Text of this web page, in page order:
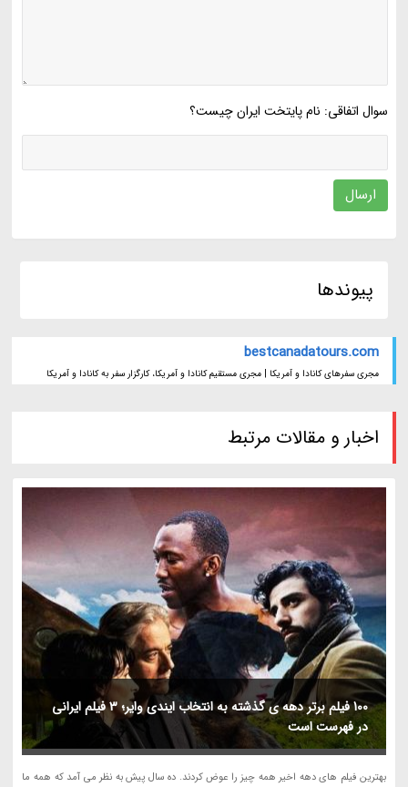
سوال اتفاقی: نام پایتخت ایران چیست؟
ارسال
پیوندها
bestcanadatours.com
مجری سفرهای کانادا و آمریکا | مجری مستقیم کانادا و آمریکا، کارگزار سفر به کانادا و آمریکا
اخبار و مقالات مرتبط
100 فیلم برتر دهه ی گذشته به انتخاب ایندی وایر؛ 3 فیلم ایرانی
در فهرست است
بهترین فیلم های دهه اخیر همه چیز را عوض کردند. ده سال پیش به نظر می آمد که همه ما